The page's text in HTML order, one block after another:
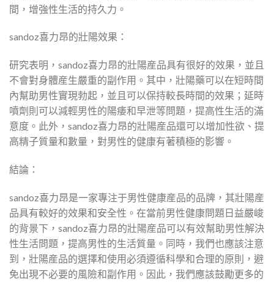
間，增強性生活的持久力。
sandoz喜力昂的壯陽效果：
研究表明，sandoz喜力昂的壯陽産品具有很好的效果，並且
不會對身體産生嚴重的副作用。其中，壯陽藥可以在短時間
內幫助男性實現勃起，並且可以保持較長時間的效果；延時
噴劑則可以減輕男性的陽痿和早泄等問題，提高性生活的滿
意度。此外，sandoz喜力昂的壯陽産品還可以增加性欲、提
高精子質量和數量，對男性的健康有著積極的影響。
結論：
sandoz喜力昂是一家專注于男性健康産品的品牌，其壯陽産
品具有較好的效果和安全性。在當前男性健康問題日益嚴峻
的背景下，sandoz喜力昂的壯陽産品可以有效幫助男性解決
性生活問題，提高男性的生活質量。同時，我們也應該注意
到，壯陽産品的選擇和使用必須遵循科學和合理的原則，避
免出現不必要的風險和副作用。因此，我們應該鼓勵更多的